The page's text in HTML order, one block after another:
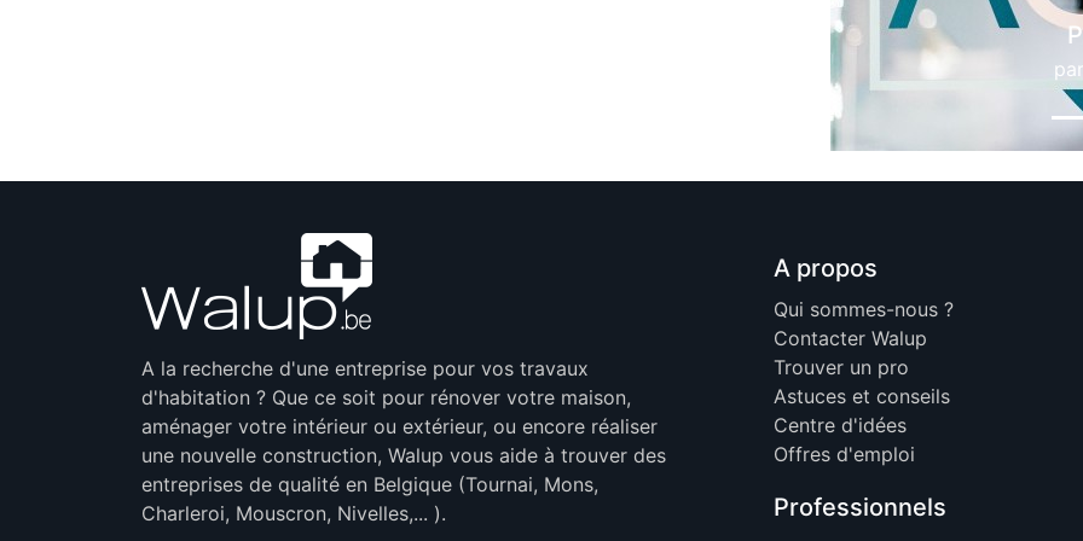
par
A la recherche d'une entreprise pour vos travaux
d'habitation ? Que ce soit pour rénover votre maison,
aménager votre intérieur ou extérieur, ou encore réaliser
une nouvelle construction, Walup vous aide à trouver des
entreprises de qualité en Belgique (Tournai, Mons,
Charleroi, Mouscron, Nivelles,... ).
A propos
Qui sommes-nous ?
Contacter Walup
Trouver un pro
Astuces et conseils
Centre d'idées
Offres d'emploi
Professionnels